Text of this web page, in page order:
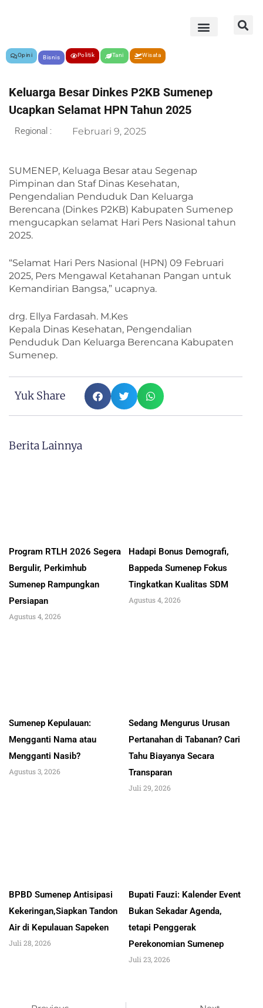
Opini Bisnis Politik Tani Wisata
Keluarga Besar Dinkes P2KB Sumenep
Ucapkan Selamat HPN Tahun 2025
Regional : Februari 9, 2025
SUMENEP, Keluaga Besar atau Segenap
Pimpinan dan Staf Dinas Kesehatan,
Pengendalian Penduduk Dan Keluarga
Berencana (Dinkes P2KB) Kabupaten Sumenep
mengucapkan selamat Hari Pers Nasional tahun
2025.
“Selamat Hari Pers Nasional (HPN) 09 Februari
2025, Pers Mengawal Ketahanan Pangan untuk
Kemandirian Bangsa,” ucapnya.
drg. Ellya Fardasah. M.Kes
Kepala Dinas Kesehatan, Pengendalian
Penduduk Dan Keluarga Berencana Kabupaten
Sumenep.
Yuk Share
Berita Lainnya
Program RTLH 2026 Segera
Bergulir, Perkimhub
Sumenep Rampungkan
Persiapan
Agustus 4, 2026
Hadapi Bonus Demografi,
Bappeda Sumenep Fokus
Tingkatkan Kualitas SDM
Agustus 4, 2026
Sumenep Kepulauan:
Mengganti Nama atau
Mengganti Nasib?
Agustus 3, 2026
Sedang Mengurus Urusan
Pertanahan di Tabanan? Cari
Tahu Biayanya Secara
Transparan
Juli 29, 2026
BPBD Sumenep Antisipasi
Kekeringan,Siapkan Tandon
Air di Kepulauan Sapeken
Juli 28, 2026
Bupati Fauzi: Kalender Event
Bukan Sekadar Agenda,
tetapi Penggerak
Perekonomian Sumenep
Juli 23, 2026